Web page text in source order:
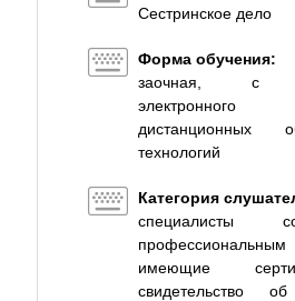
Сестринское дело
Форма обучения:
заочная, с
дистанционных
технологий
Категория
специалисты
профессиональным
имеющие
свидетельство